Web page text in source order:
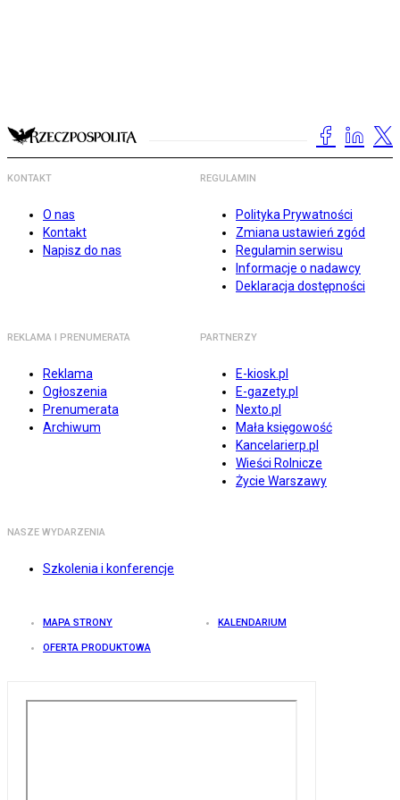
KONTAKT
O nas
Kontakt
Napisz do nas
REGULAMIN
Polityka Prywatności
Zmiana ustawień zgód
Regulamin serwisu
Informacje o nadawcy
Deklaracja dostępności
REKLAMA I PRENUMERATA
Reklama
Ogłoszenia
Prenumerata
Archiwum
PARTNERZY
E-kiosk.pl
E-gazety.pl
Nexto.pl
Mała księgowość
Kancelarierp.pl
Wieści Rolnicze
Życie Warszawy
NASZE WYDARZENIA
Szkolenia i konferencje
MAPA STRONY KALENDARIUM
OFERTA PRODUKTOWA